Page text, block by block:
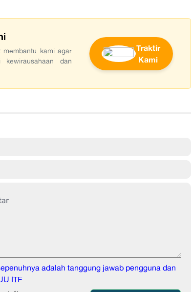
membantu kami agar
dan
Traktir
Kami
adalah tanggung jawab pengguna dan
ITE